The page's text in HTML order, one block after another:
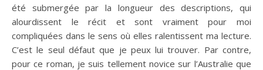
été submergée par la longueur des descriptions, qui
alourdissent le récit et sont vraiment pour moi
compliquées dans le sens où elles ralentissent ma lecture.
C’est le seul défaut que je peux lui trouver. Par contre,
pour ce roman, je suis tellement novice sur l’Australie que